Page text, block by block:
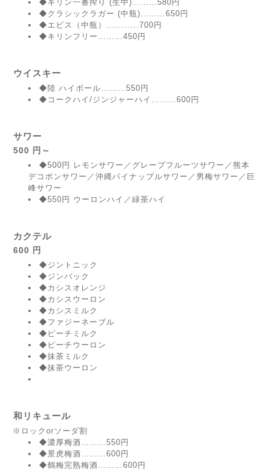
◆キリン一番搾り (生中)………580円
◆クラシックラガー (中瓶)………650円
◆エビス（中瓶）...........700円
◆キリンフリー………450円
ウイスキー
◆陸 ハイボール………550円
◆コークハイ/ジンジャーハイ………600円
サワー
500 円～
◆500円 レモンサワー／グレープフルーツサワー／熊本
デコポンサワー／沖縄パイナップルサワー／男梅サワー／巨
峰サワー
◆550円 ウーロンハイ／緑茶ハイ
カクテル
600 円
◆ジントニック
◆ジンバック
◆カシスオレンジ
◆カシスウーロン
◆カシスミルク
◆ファジーネーブル
◆ピーチミルク
◆ピーチウーロン
◆抹茶ミルク
◆抹茶ウーロン
和リキュール
※ロックorソーダ割
◆濃厚梅酒………550円
◆景虎梅酒………600円
◆鶴梅完熟梅酒………600円